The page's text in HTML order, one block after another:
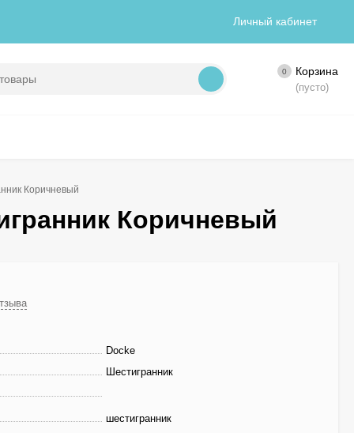
Личный кабинет
0 Корзина
(пусто)
Коричневый
Коричневый
Docke
Шестигранник
шестигранник